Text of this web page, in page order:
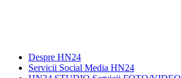
Despre HN24
Servicii Social Media HN24